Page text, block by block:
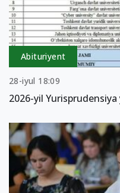
Abituriyent
28-iyul 18:09
2026-yil